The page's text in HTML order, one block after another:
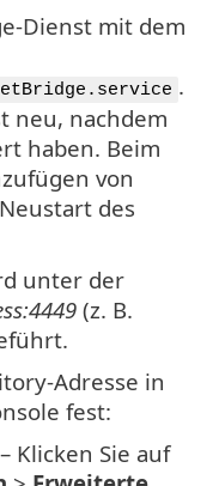
Dienst mit dem
.
neu, nachdem
haben. Beim
von
des
unter der
(z. B.
Adresse in
fest:
– Klicken Sie auf